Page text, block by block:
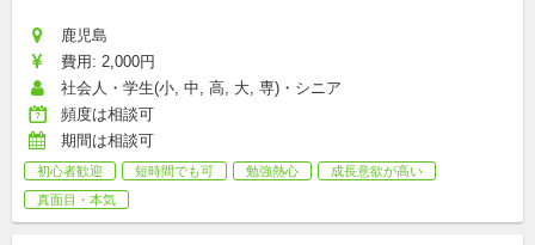
鹿児島
費用: 2,000円
社会人・学生(小, 中, 高, 大, 専)・シニア
頻度は相談可
期間は相談可
初心者歓迎 短時間でも可 勉強熱心
成長意欲が高い
真面目・本気